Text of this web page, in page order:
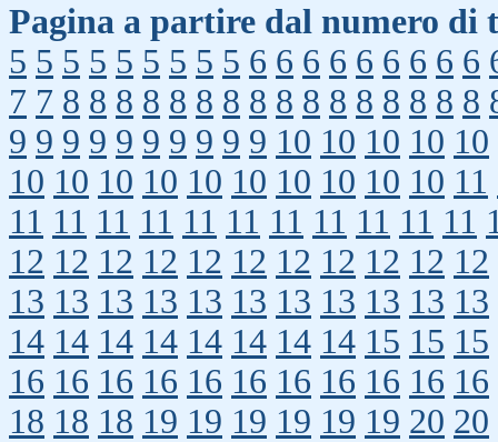
Pagina a partire dal numero di
5 5 5 5 5 5 5 5 5 6 6 6 6 6 6 6 6 6
7 7 8 8 8 8 8 8 8 8 8 8 8 8 8 8 8 8
9 9 9 9 9 9 9 9 9 9 10 10 10 10 10
10 10 10 10 10 10 10 10 10 10 11
11 11 11 11 11 11 11 11 11 11 11
12 12 12 12 12 12 12 12 12 12 12
13 13 13 13 13 13 13 13 13 13 13
14 14 14 14 14 14 14 14 15 15 15
16 16 16 16 16 16 16 16 16 16 16
18 18 18 19 19 19 19 19 19 20 20